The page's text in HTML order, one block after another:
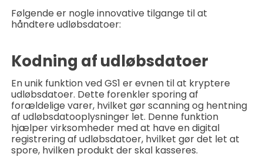
Følgende er nogle innovative tilgange til at
håndtere udløbsdatoer:
Kodning af udløbsdatoer
En unik funktion ved GS1 er evnen til at kryptere
udløbsdatoer. Dette forenkler sporing af
forældelige varer, hvilket gør scanning og hentning
af udløbsdatooplysninger let. Denne funktion
hjælper virksomheder med at have en digital
registrering af udløbsdatoer, hvilket gør det let at
spore, hvilken produkt der skal kasseres.